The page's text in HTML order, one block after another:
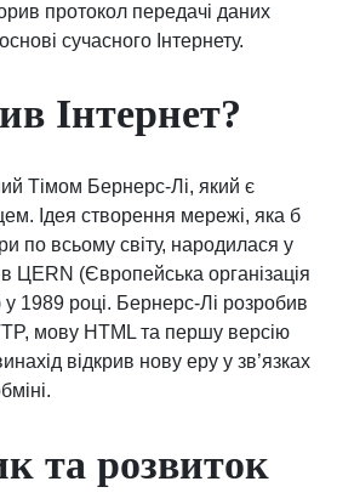
протокол передачі даних
сучасного Інтернету.
Інтернет?
Тімом Бернерс-Лі, який є
Ідея створення мережі, яка б
по всьому світу, народилася у
ЦERN (Європейська організація
1989 році. Бернерс-Лі розробив
мову HTML та першу версію
відкрив нову еру у зв’язках
та розвиток